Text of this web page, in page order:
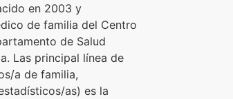
en 2003 y
de familia del Centro
de Salud
Las principal línea de
a de familia,
as) es la